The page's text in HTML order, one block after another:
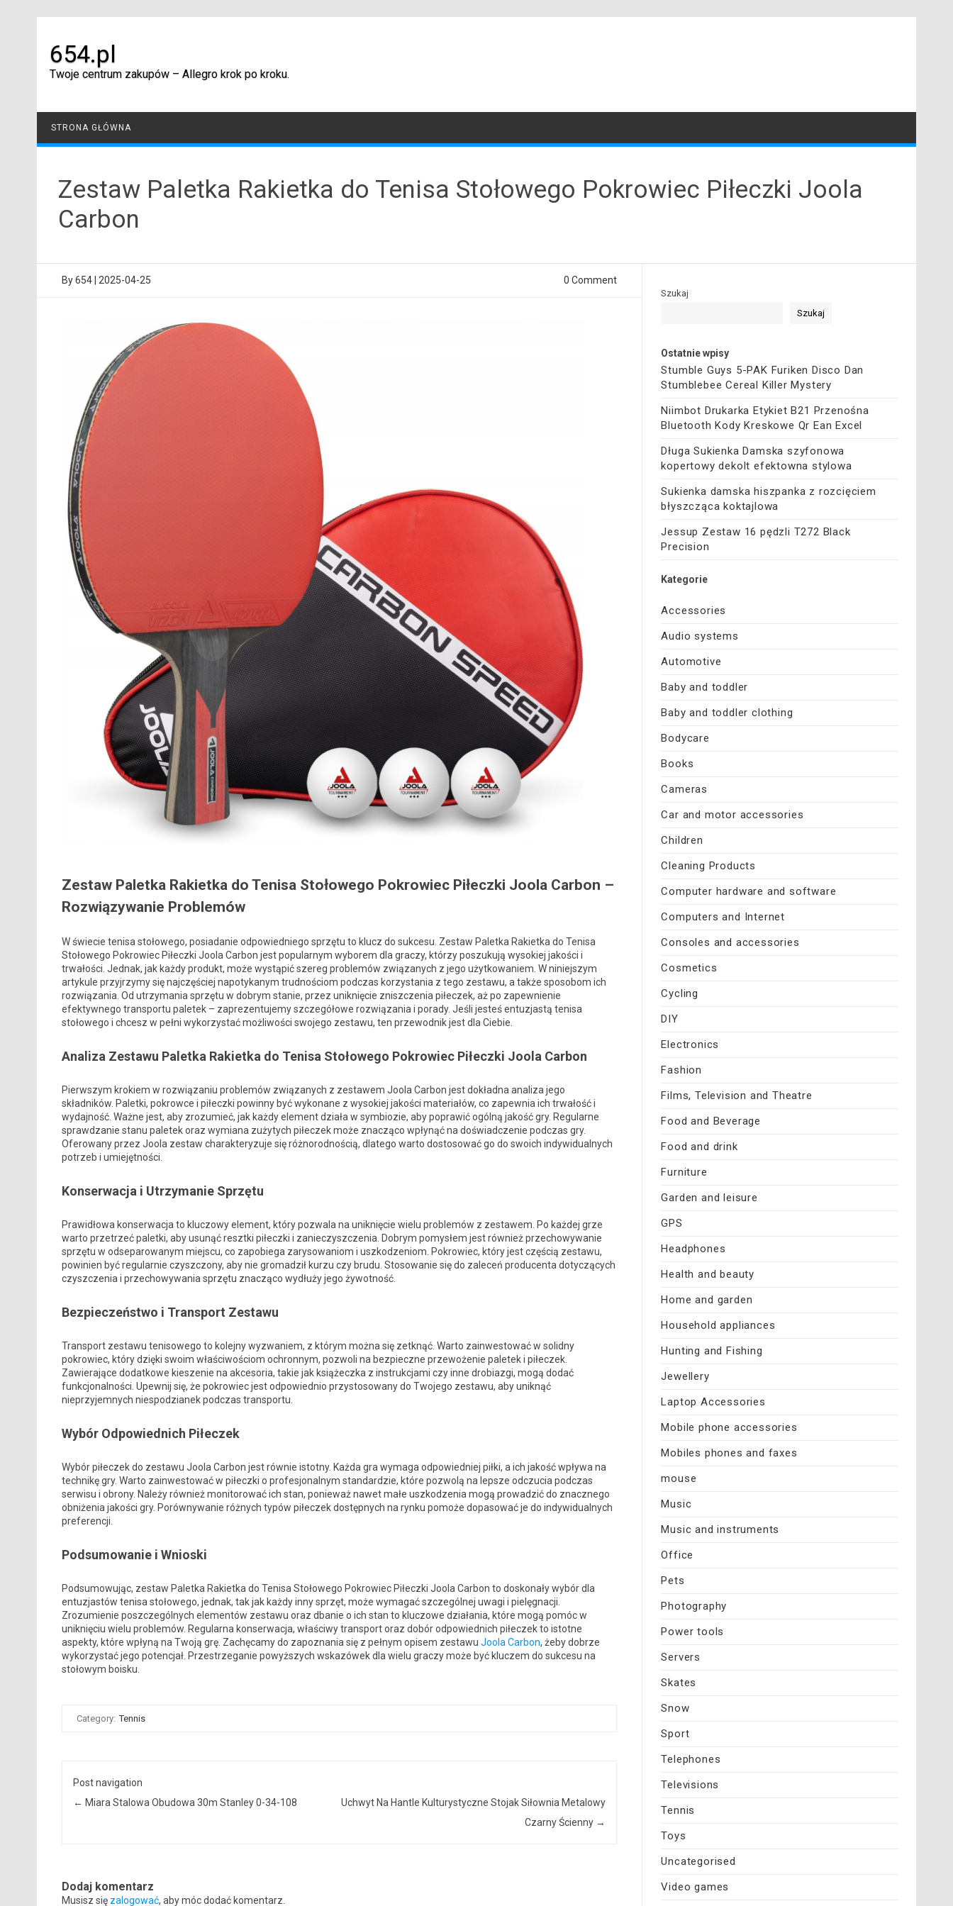
654.pl
Twoje centrum zakupów – Allegro krok po kroku.
STRONA GŁÓWNA
Zestaw Paletka Rakietka do Tenisa Stołowego Pokrowiec Piłeczki Joola
Carbon
By654 2025-04-25 0 Comment
Zestaw Paletka Rakietka do Tenisa Stołowego Pokrowiec Piłeczki Joola Carbon –
Rozwiązywanie Problemów
W świecie tenisa stołowego, posiadanie odpowiedniego sprzętu to klucz do sukcesu. Zestaw Paletka Rakietka do Tenisa
Stołowego Pokrowiec Piłeczki Joola Carbon jest popularnym wyborem dla graczy, którzy poszukują wysokiej jakości i
trwałości. Jednak, jak każdy produkt, może wystąpić szereg problemów związanych z jego użytkowaniem. W niniejszym
artykule przyjrzymy się najczęściej napotykanym trudnościom podczas korzystania z tego zestawu, a także sposobom ich
rozwiązania. Od utrzymania sprzętu w dobrym stanie, przez uniknięcie zniszczenia piłeczek, aż po zapewnienie
efektywnego transportu paletek – zaprezentujemy szczegółowe rozwiązania i porady. Jeśli jesteś entuzjastą tenisa
stołowego i chcesz w pełni wykorzystać możliwości swojego zestawu, ten przewodnik jest dla Ciebie.
Analiza Zestawu Paletka Rakietka do Tenisa Stołowego Pokrowiec Piłeczki Joola Carbon
Pierwszym krokiem w rozwiązaniu problemów związanych z zestawem Joola Carbon jest dokładna analiza jego
składników. Paletki, pokrowce i piłeczki powinny być wykonane z wysokiej jakości materiałów, co zapewnia ich trwałość i
wydajność. Ważne jest, aby zrozumieć, jak każdy element działa w symbiozie, aby poprawić ogólną jakość gry. Regularne
sprawdzanie stanu paletek oraz wymiana zużytych piłeczek może znacząco wpłynąć na doświadczenie podczas gry.
Oferowany przez Joola zestaw charakteryzuje się różnorodnością, dlatego warto dostosować go do swoich indywidualnych
potrzeb i umiejętności.
Konserwacja i Utrzymanie Sprzętu
Prawidłowa konserwacja to kluczowy element, który pozwala na uniknięcie wielu problemów z zestawem. Po każdej grze
warto przetrzeć paletki, aby usunąć resztki piłeczki i zanieczyszczenia. Dobrym pomysłem jest również przechowywanie
sprzętu w odseparowanym miejscu, co zapobiega zarysowaniom i uszkodzeniom. Pokrowiec, który jest częścią zestawu,
powinien być regularnie czyszczony, aby nie gromadził kurzu czy brudu. Stosowanie się do zaleceń producenta dotyczących
czyszczenia i przechowywania sprzętu znacząco wydłuży jego żywotność.
Bezpieczeństwo i Transport Zestawu
Transport zestawu tenisowego to kolejny wyzwaniem, z którym można się zetknąć. Warto zainwestować w solidny
pokrowiec, który dzięki swoim właściwościom ochronnym, pozwoli na bezpieczne przewożenie paletek i piłeczek.
Zawierające dodatkowe kieszenie na akcesoria, takie jak książeczka z instrukcjami czy inne drobiazgi, mogą dodać
funkcjonalności. Upewnij się, że pokrowiec jest odpowiednio przystosowany do Twojego zestawu, aby uniknąć
nieprzyjemnych niespodzianek podczas transportu.
Wybór Odpowiednich Piłeczek
Wybór piłeczek do zestawu Joola Carbon jest równie istotny. Każda gra wymaga odpowiedniej piłki, a ich jakość wpływa na
technikę gry. Warto zainwestować w piłeczki o profesjonalnym standardzie, które pozwolą na lepsze odczucia podczas
serwisu i obrony. Należy również monitorować ich stan, ponieważ nawet małe uszkodzenia mogą prowadzić do znacznego
obniżenia jakości gry. Porównywanie różnych typów piłeczek dostępnych na rynku pomoże dopasować je do indywidualnych
preferencji.
Podsumowanie i Wnioski
Podsumowując, zestaw Paletka Rakietka do Tenisa Stołowego Pokrowiec Piłeczki Joola Carbon to doskonały wybór dla
entuzjastów tenisa stołowego, jednak, tak jak każdy inny sprzęt, może wymagać szczególnej uwagi i pielęgnacji.
Zrozumienie poszczególnych elementów zestawu oraz dbanie o ich stan to kluczowe działania, które mogą pomóc w
uniknięciu wielu problemów. Regularna konserwacja, właściwy transport oraz dobór odpowiednich piłeczek to istotne
aspekty, które wpłyną na Twoją grę. Zachęcamy do zapoznania się z pełnym opisem zestawu Joola Carbon, żeby dobrze
wykorzystać jego potencjał. Przestrzeganie powyższych wskazówek dla wielu graczy może być kluczem do sukcesu na
stołowym boisku.
Category: Tennis
Post navigation
← Miara Stalowa Obudowa 30m Stanley 0-34-108
Uchwyt Na Hantle Kulturystyczne Stojak Siłownia Metalowy
Czarny Ścienny →
Dodaj komentarz
Musisz się zalogować, aby móc dodać komentarz.
Szukaj
Szukaj
Ostatnie wpisy
Stumble Guys 5-PAK Furiken Disco Dan
Stumblebee Cereal Killer Mystery
Niimbot Drukarka Etykiet B21 Przenośna
Bluetooth Kody Kreskowe Qr Ean Excel
Długa Sukienka Damska szyfonowa
kopertowy dekolt efektowna stylowa
Sukienka damska hiszpanka z rozcięciem
błyszcząca koktajlowa
Jessup Zestaw 16 pędzli T272 Black
Precision
Kategorie
Accessories
Audio systems
Automotive
Baby and toddler
Baby and toddler clothing
Bodycare
Books
Cameras
Car and motor accessories
Children
Cleaning Products
Computer hardware and software
Computers and Internet
Consoles and accessories
Cosmetics
Cycling
DIY
Electronics
Fashion
Films, Television and Theatre
Food and Beverage
Food and drink
Furniture
Garden and leisure
GPS
Headphones
Health and beauty
Home and garden
Household appliances
Hunting and Fishing
Jewellery
Laptop Accessories
Mobile phone accessories
Mobiles phones and faxes
mouse
Music
Music and instruments
Office
Pets
Photography
Power tools
Servers
Skates
Snow
Sport
Telephones
Televisions
Tennis
Toys
Uncategorised
Video games